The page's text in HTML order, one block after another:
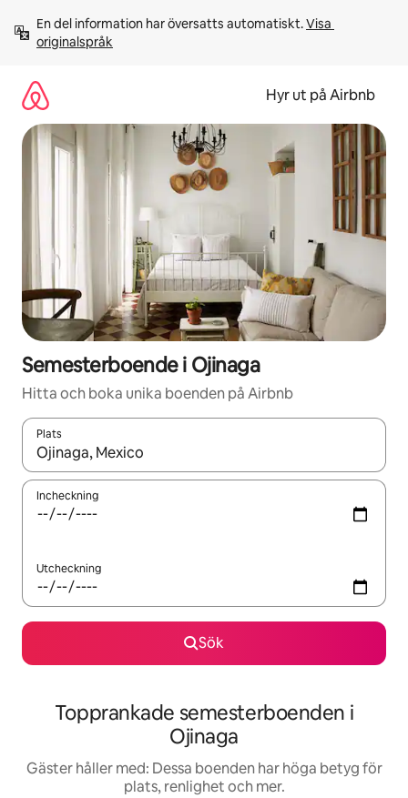
innehåll
En del information har översatts automatiskt. Visa
originalspråk
Hyr ut på Airbnb
Semesterboende i Ojinaga
Hitta och boka unika boenden på Airbnb
Plats
När resultaten är tillgängliga kan du navigera med upp- och
Incheckning
Utcheckning
Sök
Topprankade semesterboenden i
Ojinaga
Gäster håller med: Dessa boenden har höga betyg för
plats, renlighet och mer.